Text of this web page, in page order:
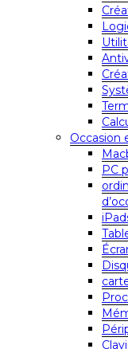
Occasion
PC